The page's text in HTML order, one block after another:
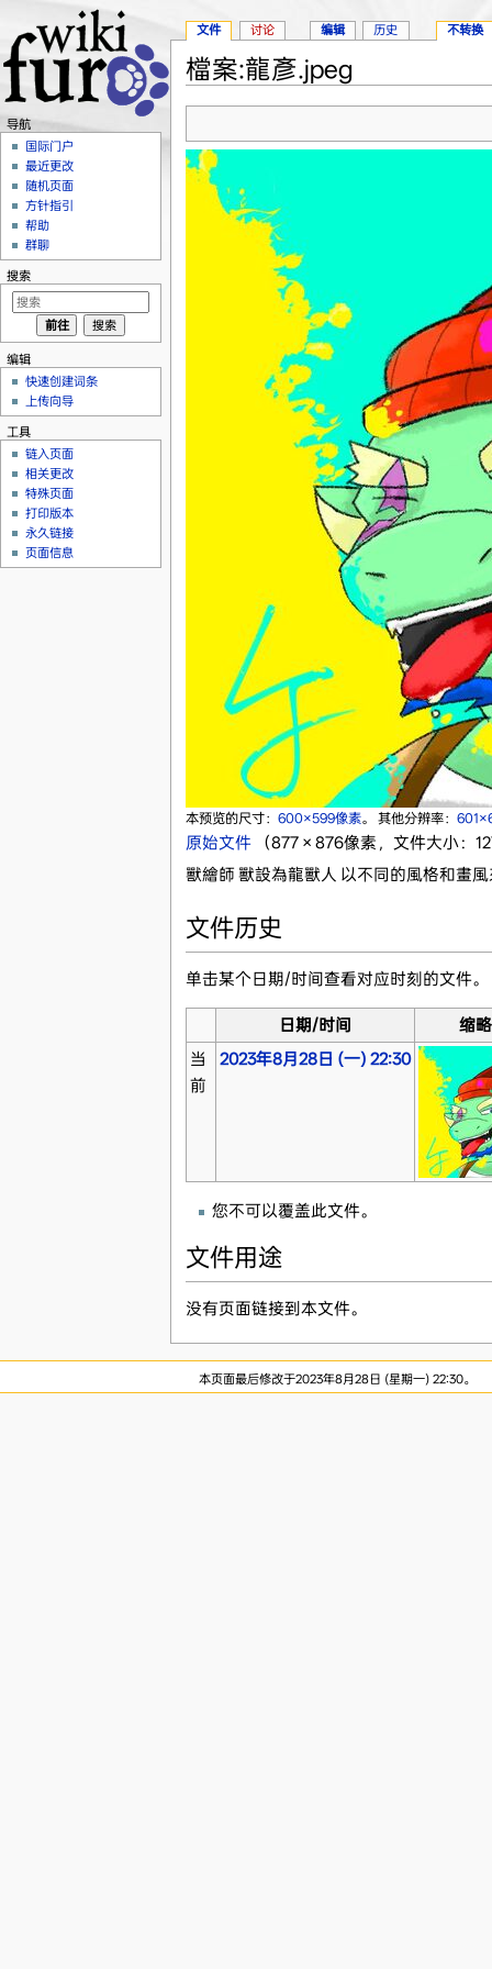
檔案:龍彥.jpeg
本预览的尺寸： 600×599像素。 其他分辨率：
原始文件‎
（877 × 876像素，文件大小：
獸繪師 獸設為龍獸人 以不同的風格和畫
文件历史
单击某个日期/时间查看对应时刻的文件。
日期/时间
缩
当
前
2023年8月28日 (一) 22:30
您不可以覆盖此文件。
文件用途
没有页面链接到本文件。
文件 讨论 编辑 历史 不转换
导航
国际门户
最近更改
随机页面
方针指引
帮助
群聊
搜索
编辑
快速创建词条
上传向导
工具
链入页面
相关更改
特殊页面
打印版本
永久链接
页面信息
本页面最后修改于2023年8月28日 (星期一) 22:30。